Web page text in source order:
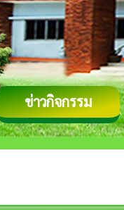
ข่าวกิจกรรม